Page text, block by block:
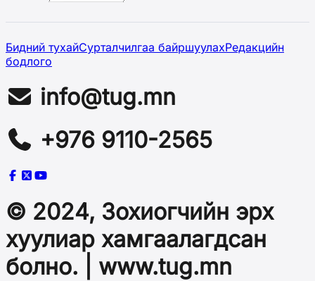
Бидний тухайСурталчилгаа байршуулахРедакцийн
бодлого
info@tug.mn
+976 9110-2565
© 2024, Зохиогчийн эрх
хуулиар хамгаалагдсан
болно. | www.tug.mn